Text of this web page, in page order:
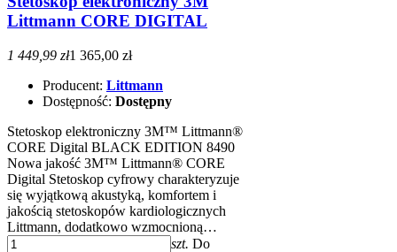
Littmann CORE DIGITAL
1 449,99 zł1 365,00 zł
Producent: Littmann
Dostępność: Dostępny
Stetoskop elektroniczny 3M™ Littmann®
CORE Digital BLACK EDITION 8490
Nowa jakość 3M™ Littmann® CORE
Digital Stetoskop cyfrowy charakteryzuje
się wyjątkową akustyką, komfortem i
jakością stetoskopów kardiologicznych
Littmann, dodatkowo wzmocnioną…
szt. Do